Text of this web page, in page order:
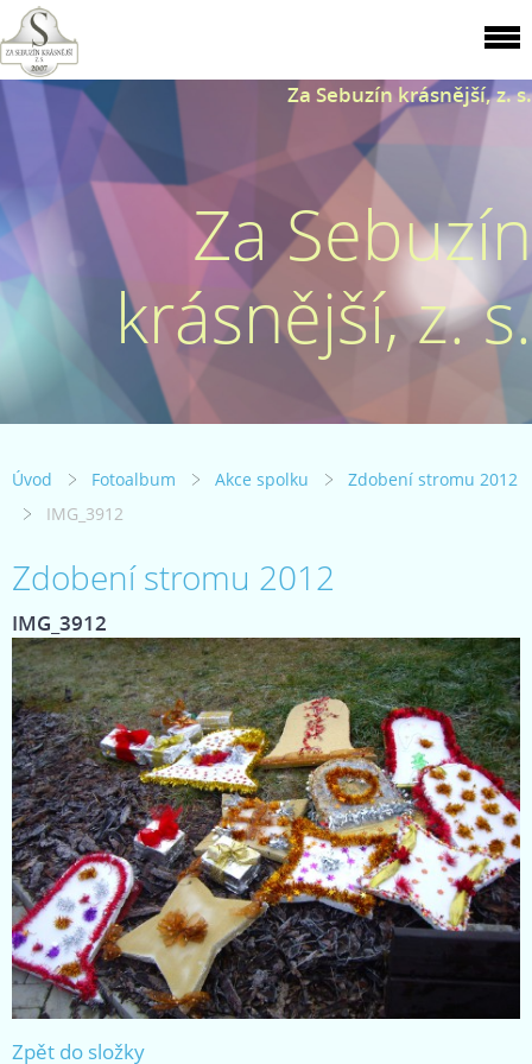
Za Sebuzín krásnější, z. s.
Za Sebuzín
krásnější, z. s.
Úvod Fotoalbum Akce spolku
Zdobení stromu 2012
IMG_3912
Zdobení stromu 2012
IMG_3912
Zpět do složky